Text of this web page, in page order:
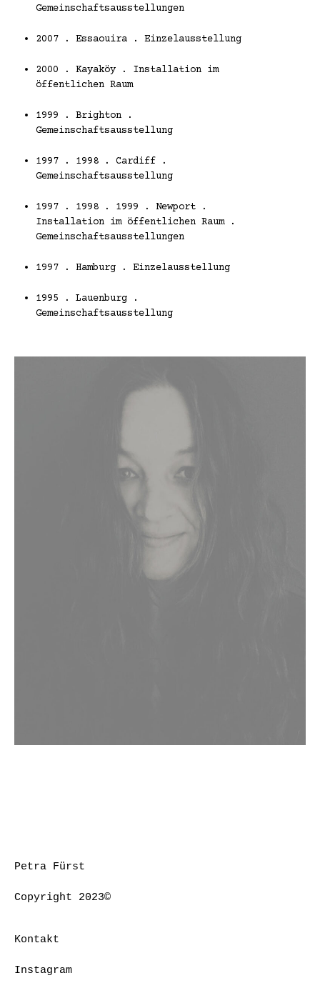
Gemeinschaftsausstellungen
2007 . Essaouira . Einzelausstellung
2000 . Kayaköy . Installation im
öffentlichen Raum
1999 . Brighton .
Gemeinschaftsausstellung
1997 . 1998 . Cardiff .
Gemeinschaftsausstellung
1997 . 1998 . 1999 . Newport .
Installation im öffentlichen Raum .
Gemeinschaftsausstellungen
1997 . Hamburg . Einzelausstellung
1995 . Lauenburg .
Gemeinschaftsausstellung
Petra Fürst
Copyright 2023©
Kontakt
Instagram